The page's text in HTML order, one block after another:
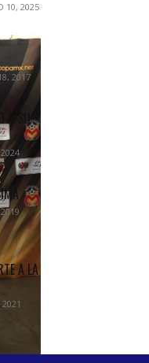
10, 2025
EN
2017
A SU
A LA